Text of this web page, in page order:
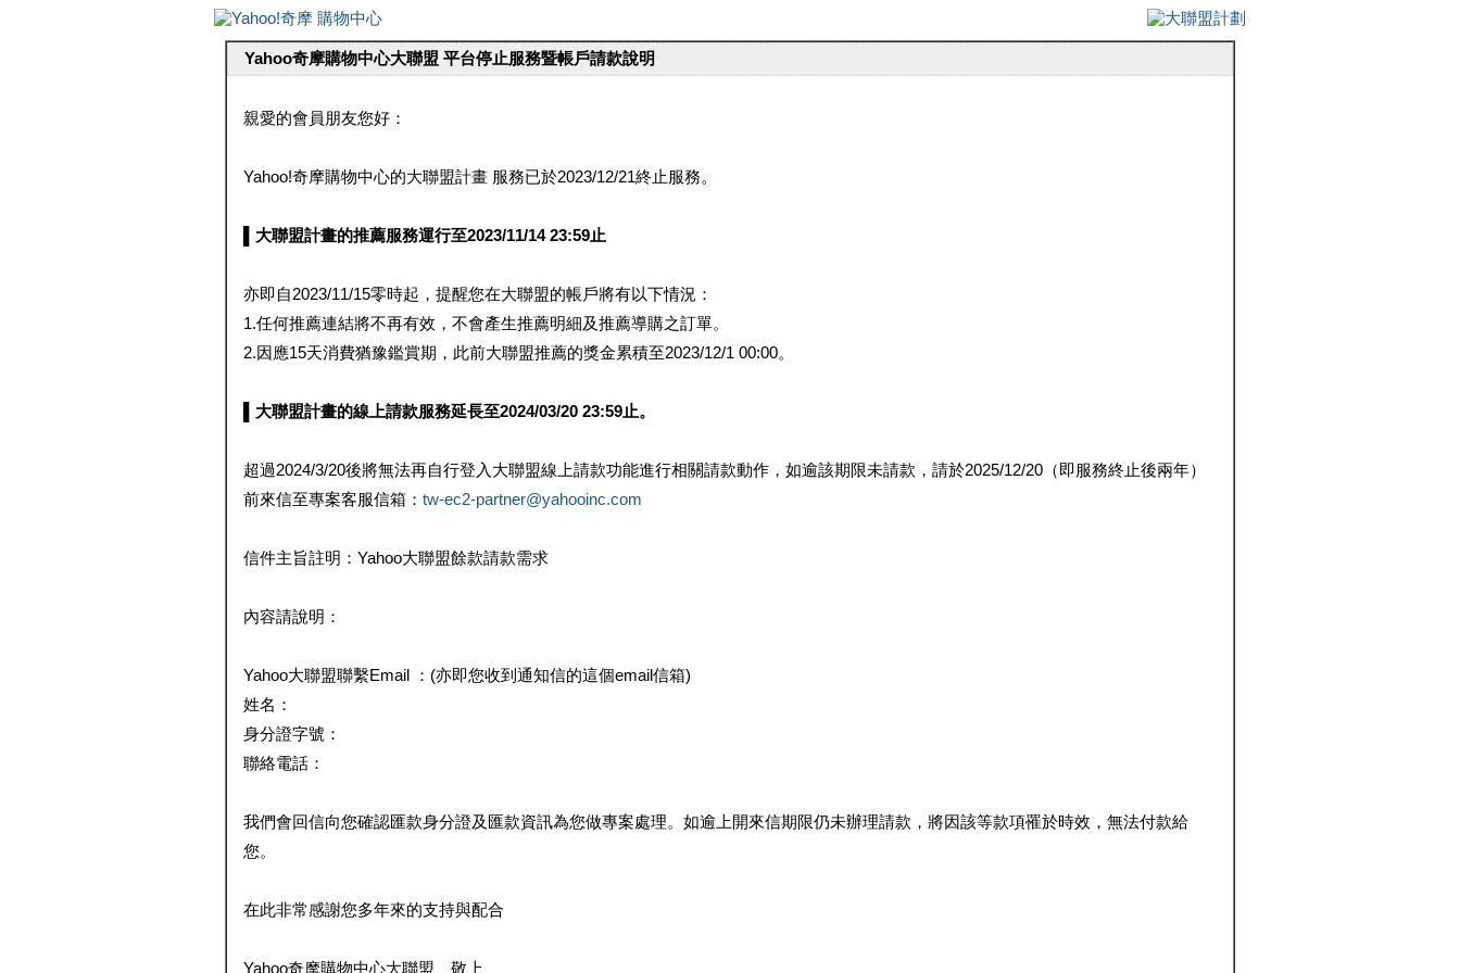
Yahoo奇摩購物中心大聯盟 平台停止服務暨帳戶請款說明
親愛的會員朋友您好：
Yahoo!奇摩購物中心的大聯盟計畫 服務已於2023/12/21終止服務。
▌大聯盟計畫的推薦服務運行至2023/11/14 23:59止
亦即自2023/11/15零時起，提醒您在大聯盟的帳戶將有以下情況：
1.任何推薦連結將不再有效，不會產生推薦明細及推薦導購之訂單。
2.因應15天消費猶豫鑑賞期，此前大聯盟推薦的獎金累積至2023/12/1 00:00。
▌大聯盟計畫的線上請款服務延長至2024/03/20 23:59止。
超過2024/3/20後將無法再自行登入大聯盟線上請款功能進行相關請款動作，如逾該期限未請款，請於2025/12/20（即服務終止後兩年）
前來信至專案客服信箱： tw-ec2-partner@yahooinc.com
信件主旨註明：Yahoo大聯盟餘款請款需求
內容請說明：
Yahoo大聯盟聯繫Email ：(亦即您收到通知信的這個email信箱)
姓名：
身分證字號：
聯絡電話：
我們會回信向您確認匯款身分證及匯款資訊為您做專案處理。如逾上開來信期限仍未辦理請款，將因該等款項罹於時效，無法付款給
您。
在此非常感謝您多年來的支持與配合
Yahoo奇摩購物中心大聯盟 敬上